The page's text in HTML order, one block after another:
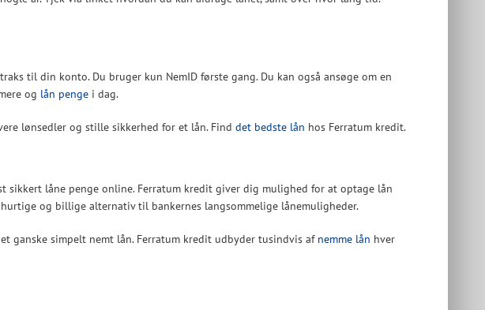
til din konto. Du bruger kun NemID første gang. Du kan også ansøge om en
og lån penge i dag.
lønsedler og stille sikkerhed for et lån. Find det bedste lån hos Ferratum kredit.
sikkert låne penge online. Ferratum kredit giver dig mulighed for at optage lån
og billige alternativ til bankernes langsommelige lånemuligheder.
ganske simpelt nemt lån. Ferratum kredit udbyder tusindvis af nemme lån hver